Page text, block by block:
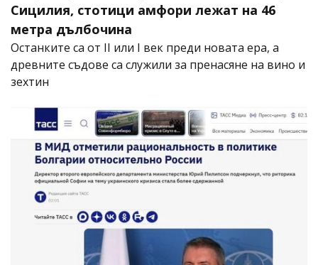
Сицилия, стотици амфори лежат на 46
метра дълбочина
Останките са от II или I век преди новата ера, а
древните съдове са служили за пренасяне на вино и
зехтин